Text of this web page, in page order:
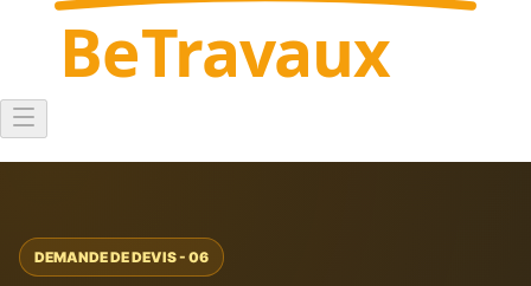
BeTravaux
DEMANDE DE DEVIS - 06